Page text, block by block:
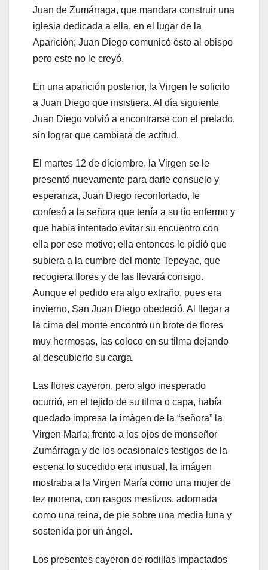
Juan de Zumárraga, que mandara construir una
iglesia dedicada a ella, en el lugar de la
Aparición; Juan Diego comunicó ésto al obispo
pero este no le creyó.
En una aparición posterior, la Virgen le solicito
a Juan Diego que insistiera. Al día siguiente
Juan Diego volvió a encontrarse con el prelado,
sin lograr que cambiará de actitud.
El martes 12 de diciembre, la Virgen se le
presentó nuevamente para darle consuelo y
esperanza, Juan Diego reconfortado, le
confesó a la señora que tenía a su tío enfermo y
que había intentado evitar su encuentro con
ella por ese motivo; ella entonces le pidió que
subiera a la cumbre del monte Tepeyac, que
recogiera flores y de las llevará consigo.
Aunque el pedido era algo extraño, pues era
invierno, San Juan Diego obedeció. Al llegar a
la cima del monte encontró un brote de flores
muy hermosas, las coloco en su tilma dejando
al descubierto su carga.
Las flores cayeron, pero algo inesperado
ocurrió, en el tejido de su tilma o capa, había
quedado impresa la imágen de la “señora” la
Virgen María; frente a los ojos de monseñor
Zumárraga y de los ocasionales testigos de la
escena lo sucedido era inusual, la imágen
mostraba a la Virgen María como una mujer de
tez morena, con rasgos mestizos, adornada
como una reina, de pie sobre una media luna y
sostenida por un ángel.
Los presentes cayeron de rodillas impactados